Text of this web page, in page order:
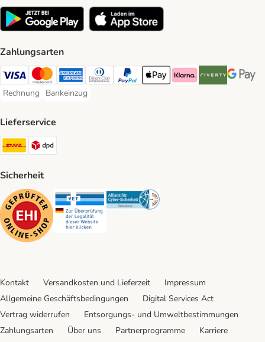
Zahlungsarten
Visa Payment Method
Mastercard Payment Method
American Express Payment Method
Diners Club Payment Method
PayPal Payment Method
Apple Pay Payment Method
Klarna Payment Method
Riverty Payment
Google
Rechnung
Rechnung Payment Method
Bankeinzug
Bankeinzug Payment Method
Lieferservice
DHL Shipping Method
Sicherheit
Security Security Security
Kontakt Versandkosten und Lieferzeit
Impressum
Allgemeine Geschäftsbedingungen
Digital Services Act
Vertrag widerrufen
Entsorgungs- und Umweltbestimmungen
Zahlungsarten
Über uns Partnerprogramme
Karriere